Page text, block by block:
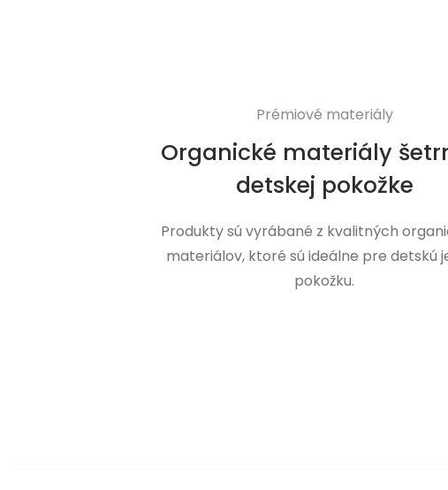
Prémiové materiály
Organické materiály
detskej pokožke
Produkty sú vyrábané z kvalitných
materiálov, ktoré sú ideálne pre detskú
pokožku.